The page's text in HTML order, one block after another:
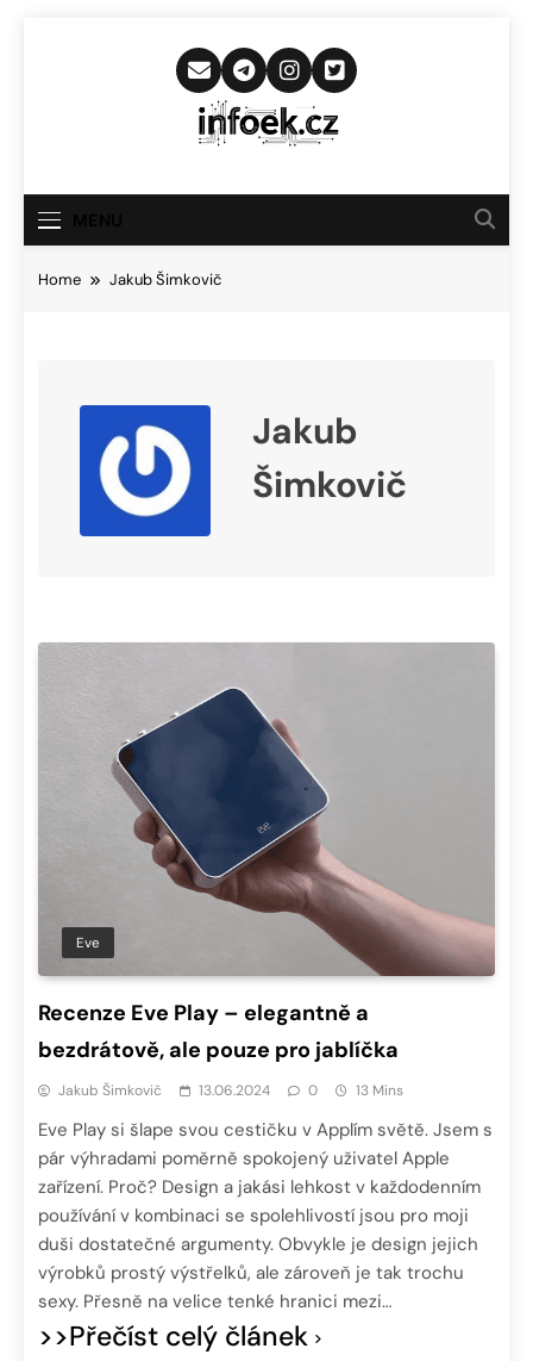
Infoek.cz
Novinkám
Home Jakub Šimkovič
Jakub
Šimkovič
Eve
Recenze Eve Play – elegantně a
bezdrátově, ale pouze pro jablíčka
Jakub Šimkovič 13.06.2024 0 13 Mins
Eve Play si šlape svou cestičku v Applím světě. Jsem s
pár výhradami poměrně spokojený uživatel Apple
zařízení. Proč? Design a jakási lehkost v každodenním
používání v kombinaci se spolehlivostí jsou pro moji
duši dostatečné argumenty. Obvykle je design jejich
výrobků prostý výstřelků, ale zároveň je tak trochu
sexy. Přesně na velice tenké hranici mezi…
>>Přečíst celý článek